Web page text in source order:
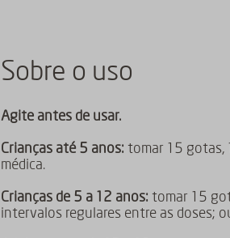
Sobre o uso
Agite antes de usar.
Crianças até 5 anos: tomar 15 gotas,
médica.
Crianças de 5 a 12 anos: tomar 15
intervalos regulares entre as doses;